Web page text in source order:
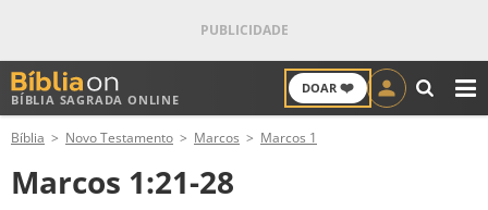
BÍBLIA SAGRADA ONLINE
DOAR ❤️
ANTIGO TESTAMENTO
NOVO TESTAMENTO
Bíblia Novo Testamento Marcos Marcos 1
Marcos 1:21-28